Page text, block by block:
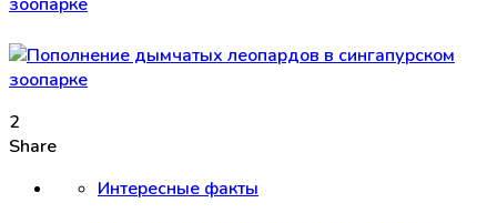
2
Share
Интересные факты